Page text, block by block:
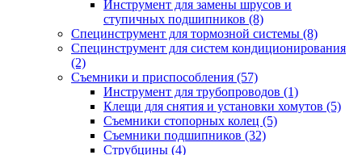
Инструмент для замены шрусов и
ступичных подшипников (8)
Специнструмент для тормозной системы (8)
Специнструмент для систем кондиционирования
(2)
Съемники и приспособления (57)
Инструмент для трубопроводов (1)
Клещи для снятия и установки хомутов (5)
Съемники стопорных колец (5)
Съемники подшипников (32)
Струбцины (4)